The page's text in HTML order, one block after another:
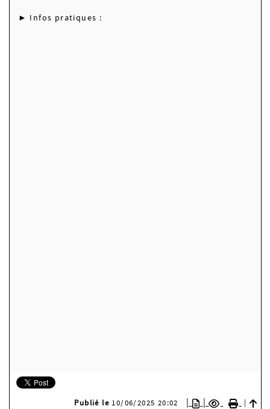
► Infos pratiques :
Publié le 10/06/2025 20:02 | | |